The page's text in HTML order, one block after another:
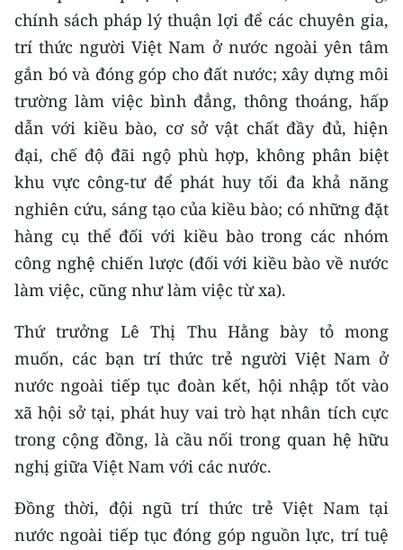
chính sách pháp lý thuận lợi để các chuyên gia,
trí thức người Việt Nam ở nước ngoài yên tâm
gắn bó và đóng góp cho đất nước; xây dựng môi
trường làm việc bình đẳng, thông thoáng, hấp
dẫn với kiều bào, cơ sở vật chất đầy đủ, hiện
đại, chế độ đãi ngộ phù hợp, không phân biệt
khu vực công-tư để phát huy tối đa khả năng
nghiên cứu, sáng tạo của kiều bào; có những đặt
hàng cụ thể đối với kiều bào trong các nhóm
công nghệ chiến lược (đối với kiều bào về nước
làm việc, cũng như làm việc từ xa).
Thứ trưởng Lê Thị Thu Hằng bày tỏ mong
muốn, các bạn trí thức trẻ người Việt Nam ở
nước ngoài tiếp tục đoàn kết, hội nhập tốt vào
xã hội sở tại, phát huy vai trò hạt nhân tích cực
trong cộng đồng, là cầu nối trong quan hệ hữu
nghị giữa Việt Nam với các nước.
Đồng thời, đội ngũ trí thức trẻ Việt Nam tại
nước ngoài tiếp tục đóng góp nguồn lực, trí tuệ